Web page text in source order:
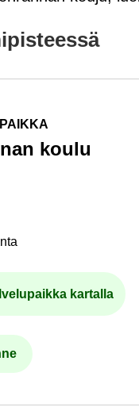
koulu
Ul­koi­nen pal­ve­lu
kar­tal­la
pal­ve­lu avau­tuu